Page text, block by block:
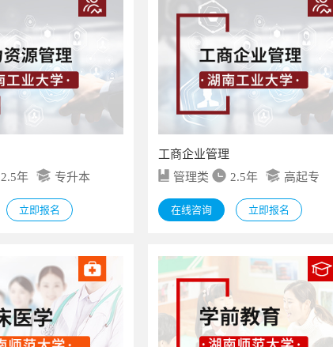
2.5年 专升本
立即报名
工商企业管理
管理类
2.5年 高起专
在线咨询 立即报名